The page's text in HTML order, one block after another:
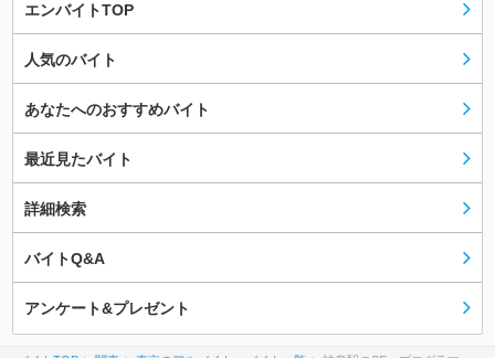
エンバイトTOP
人気のバイト
あなたへのおすすめバイト
最近見たバイト
詳細検索
バイトQ&A
アンケート&プレゼント